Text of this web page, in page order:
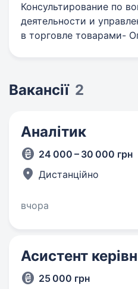
Консультирование по
деятельности и
в торговле товарами-
Вакансії 2
Аналітик
24 000 – 30 000 грн
Дистанційно
вчора
Асистент
25 000 грн